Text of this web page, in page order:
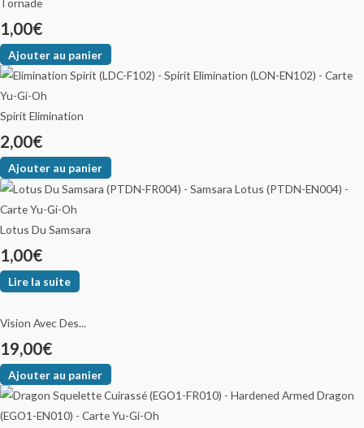
1,00€
Ajouter au panier
Spirit Elimination
2,00€
Ajouter au panier
Lotus Du Samsara
1,00€
Lire la suite
Vision Avec Des...
19,00€
Ajouter au panier